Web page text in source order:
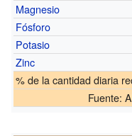
Magnesio
Fósforo
Potasio
Zinc
% de la cantidad diaria
Fuente: